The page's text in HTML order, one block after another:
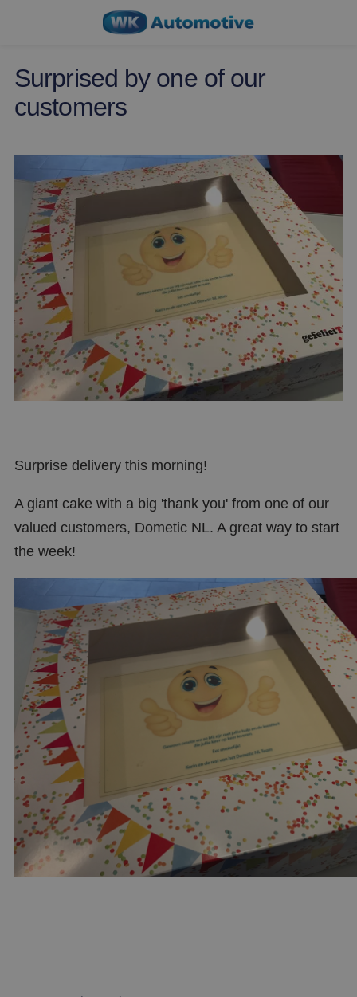
Surprised by one of our
customers
Surprise delivery this morning!
A giant cake with a big 'thank you' from one of our
valued customers, Dometic NL. A great way to start
the week!